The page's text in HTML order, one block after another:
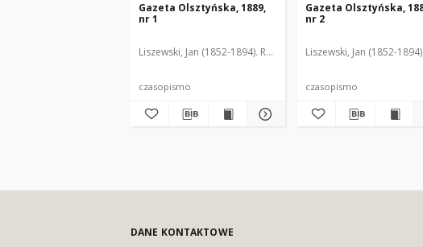
Gazeta Olsztyńska, 1889,
nr 1
Liszewski, Jan (1852-1894). Red.
czasopismo
Gazeta Olsztyńska,
nr 2
Liszewski, Jan (1852-1894).
czasopismo
DANE KONTAKTOWE